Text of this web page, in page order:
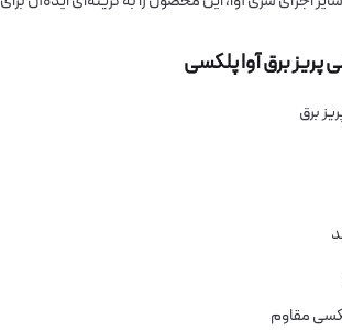
برق آوا پلکسی
برق
مقاوم